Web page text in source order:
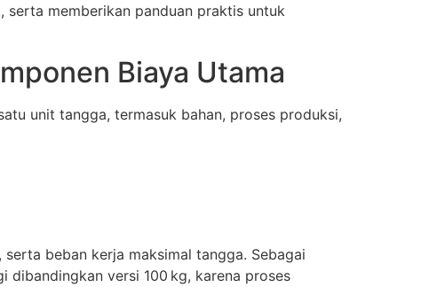
memberikan panduan praktis untuk
Biaya Utama
unit tangga, termasuk bahan, proses produksi,
beban kerja maksimal tangga. Sebagai
dibandingkan versi 100 kg, karena proses